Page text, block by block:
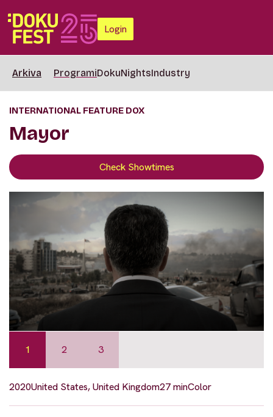
Login
Arkiva ProgramiDokuNightsIndustry
INTERNATIONAL FEATURE DOX
Mayor
Check Showtimes
1 2 3
2020United States, United Kingdom27 minColor